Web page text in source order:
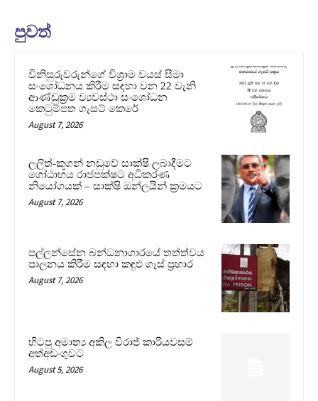
පුවත්
විනිසුරුවරුන්ගේ විශ්‍රාම වයස් සීමා
සංශෝධනය කිරීම සඳහා වන 22 වැනි
ආණ්ඩුක්‍රම ව්‍යවස්ථා සංශෝධන
කෙටුම්පත ගැසට් කෙරේ
August 7, 2026
ලලිත්-කූගන් නඩුවේ සාක්ෂි ලබාදීමට
ගෝඨාභය රාජපක්ෂට අධිකරණ
නියෝගයක් – සාක්ෂි ඔන්ලයින් ක්‍රමයට
August 7, 2026
පල්ලන්සේන බන්ධනාගාරයේ තත්ත්වය
පාලනය කිරීම සඳහා කඳුළු ගෑස් ප්‍රහාර
August 7, 2026
හිටපු අමාත්‍ය අකිල විරාජ් කාරියවසම්
අත්අඩංගුවට
August 5, 2026